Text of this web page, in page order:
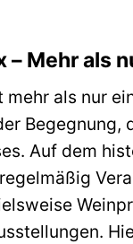
– Mehr als
mehr als nur
Begegnung,
Auf dem